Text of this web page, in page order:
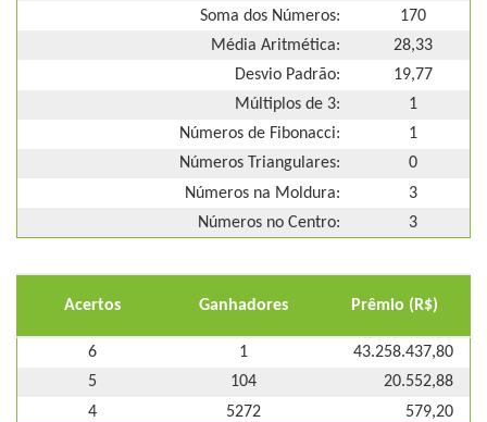
Soma dos Números:
170
Média Aritmética:
28,33
Desvio Padrão:
19,77
Múltiplos de 3:
1
Números de Fibonacci:
1
Números Triangulares:
0
Números na Moldura:
3
Números no Centro:
3
Acertos Ganhadores Prêmio (R$)
6 1
43.258.437,80
5
104
20.552,88
4
5272 579,20